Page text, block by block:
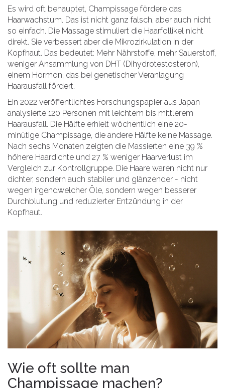
Es wird oft behauptet, Champissage fördere das
Haarwachstum. Das ist nicht ganz falsch, aber auch nicht
so einfach. Die Massage stimuliert die Haarfollikel nicht
direkt. Sie verbessert aber die Mikrozirkulation in der
Kopfhaut. Das bedeutet: Mehr Nährstoffe, mehr Sauerstoff,
weniger Ansammlung von DHT (Dihydrotestosteron),
einem Hormon, das bei genetischer Veranlagung
Haarausfall fördert.
Ein 2022 veröffentlichtes Forschungspapier aus Japan
analysierte 120 Personen mit leichtem bis mittlerem
Haarausfall. Die Hälfte erhielt wöchentlich eine 20-
minütige Champissage, die andere Hälfte keine Massage.
Nach sechs Monaten zeigten die Massierten eine 39 %
höhere Haardichte und 27 % weniger Haarverlust im
Vergleich zur Kontrollgruppe. Die Haare waren nicht nur
dichter, sondern auch stabiler und glänzender - nicht
wegen irgendwelcher Öle, sondern wegen besserer
Durchblutung und reduzierter Entzündung in der
Kopfhaut.
Wie oft sollte man
Champissage machen?